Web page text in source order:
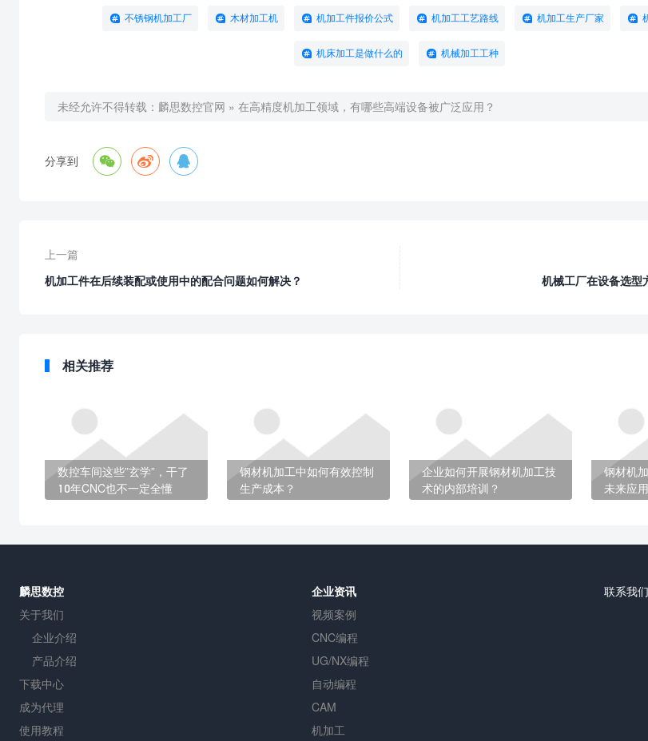
不锈钢机加工厂 木材加工机 机加工件报价公式 机加工工艺路线 机加工生产厂家
机床加工是做什么的 机械加工工种
未经允许不得转载： 麟思数控官网 » 在高精度机加工领域，有哪些高端设备被广泛应用？
分享到   
上一篇
机加工件在后续装配或使用中的配合问题如何解决？
机械工厂在设备选型
相关推荐
数控车间这些”玄学”，干了
10年CNC也不一定全懂
钢材机加工中如何有效控制
生产成本？
企业如何开展钢材机加工技
术的内部培训？
钢材机
未来应
麟思数控
关于我们
企业介绍
产品介绍
下载中心
成为代理
使用教程
企业资讯
视频案例
CNC编程
UG/NX编程
自动编程
CAM
机加工
联系我